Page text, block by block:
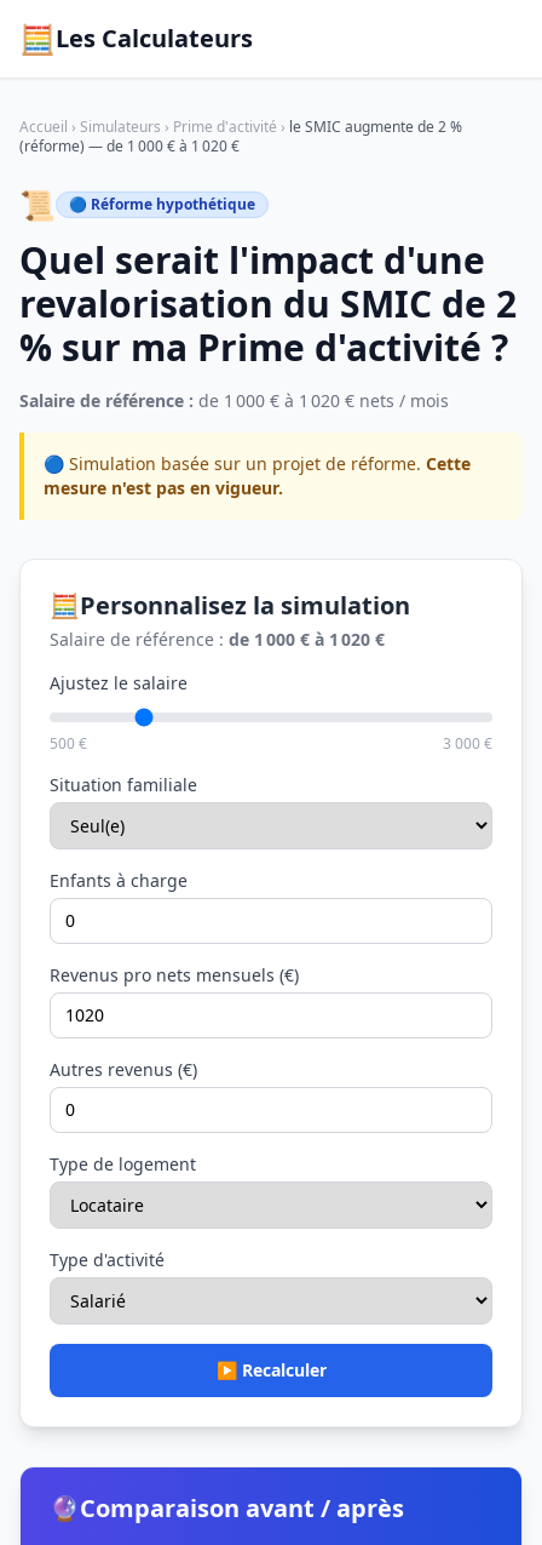
🧮Les Calculateurs
Accueil › Simulateurs › Prime d'activité › le SMIC augmente de 2 %
(réforme) — de 1 000 € à 1 020 €
📜 🔵 Réforme hypothétique
Quel serait l'impact d'une
revalorisation du SMIC de 2
% sur ma Prime d'activité ?
Salaire de référence : de 1 000 € à 1 020 € nets / mois
🔵 Simulation basée sur un projet de réforme. Cette
mesure n'est pas en vigueur.
🧮Personnalisez la simulation
Salaire de référence : de 1 000 € à 1 020 €
Ajustez le salaire
500 € 3 000 €
Situation familiale
Enfants à charge
Revenus pro nets mensuels (€)
Autres revenus (€)
Type de logement
Type d'activité
▶️ Recalculer
🔮Comparaison avant / après